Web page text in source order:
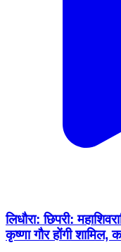
लिधौरा: छिपरी:
कृष्णा गौर होंगी शामिल,